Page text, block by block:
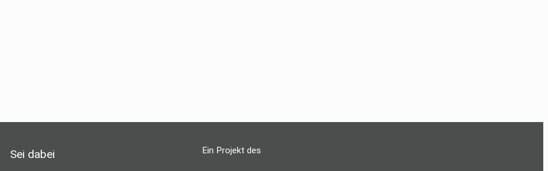
Sei dabei
Ein Projekt des